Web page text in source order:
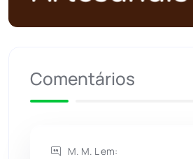
Política
Presidente Jânio Qu...
Riacho de Santana
Rio de Contas
Comentários
M. M. L em: